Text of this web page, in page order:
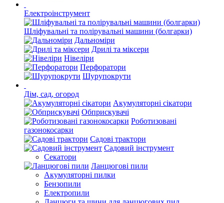
Електроінструмент
Шліфувальні та полірувальні машини (болгарки)
Дальноміри
Дрилі та міксери
Нівеліри
Перфоратори
Шурупокрути
Дім, сад, огород
Акумуляторні сікатори
Обприскувачі
Роботизовані
газонокосарки
Садові трактори
Садовий інструмент
Секатори
Ланцюгові пили
Акумуляторні пилки
Бензопили
Електропили